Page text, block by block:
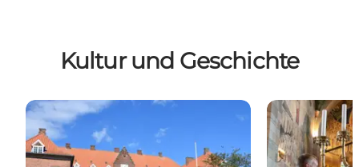
Kultur und Geschichte
Viborg Museum Viborger Dom